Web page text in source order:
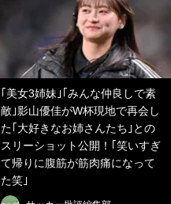
｢美女3姉妹｣｢みんな仲良しで素
敵｣影山優佳がW杯現地で再会し
た｢大好きなお姉さんたち｣との
スリーショット公開！｢笑いすぎ
て帰りに腹筋が筋肉痛になって
た笑｣